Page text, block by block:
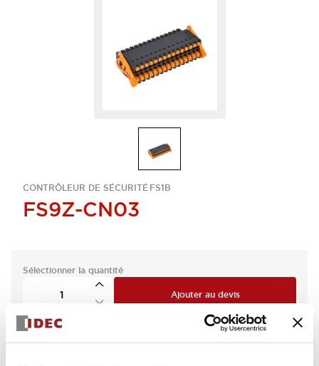
CONTRÔLEUR DE SÉCURITÉ FS1B
FS9Z-CN03
Sélectionner la quantité
Ajouter au devis